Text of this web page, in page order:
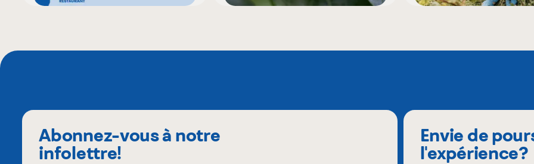
Abonnez-vous à notre
infolettre!
Envie de
l'expérience?